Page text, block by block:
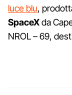
luce blu,
SpaceXda
NROL – 69,